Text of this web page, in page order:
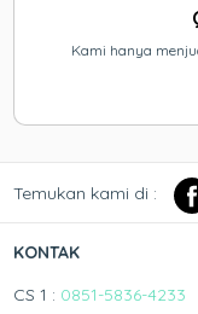
Kami hanya
Temukan kami di :
KONTAK
CS 1 : 0851-5836-4233